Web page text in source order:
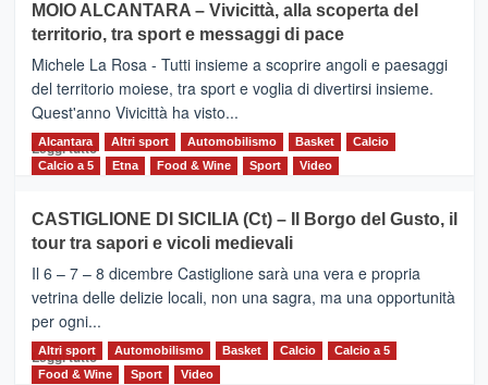
Torna
la
Supermaratona
dell’Etna
MOIO ALCANTARA – Vivicittà, alla scoperta del
territorio, tra sport e messaggi di pace
Michele La Rosa - Tutti insieme a scoprire angoli e paesaggi
del territorio moiese, tra sport e voglia di divertirsi insieme.
Quest'anno Vivicittà ha visto...
Leggi tutto Leggi
MOIO
ALCANTARA
–
Vivicittà,
alla
scoperta
del
territorio,
Alcantara Altri sport Automobilismo Basket
Calcio
Calcio a 5
Etna Food & Wine Sport Video
CASTIGLIONE DI SICILIA (Ct) – Il Borgo del Gusto, il
tour tra sapori e vicoli medievali
Il 6 – 7 – 8 dicembre Castiglione sarà una vera e propria
vetrina delle delizie locali, non una sagra, ma una opportunità
per ogni...
Leggi tuttoLeggi
di
Altri sport Automobilismo Basket Calcio
Calcio a 5
Food & Wine
Sport Video